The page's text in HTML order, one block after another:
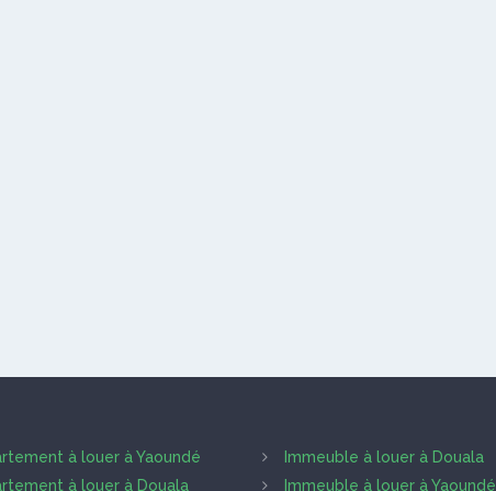
à louer à Yaoundé
à louer à Douala
Immeuble à louer à Douala
Immeuble à louer à Yaoundé